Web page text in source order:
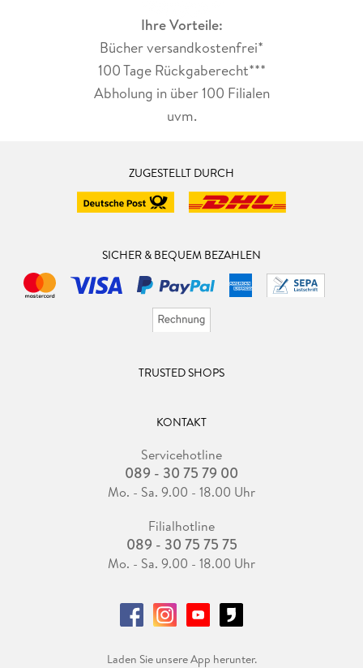
Ihre Vorteile:
Bücher versandkostenfrei*
100 Tage Rückgaberecht***
Abholung in über 100 Filialen
uvm.
ZUGESTELLT DURCH
SICHER & BEQUEM BEZAHLEN
TRUSTED SHOPS
KONTAKT
Servicehotline
089 - 30 75 79 00
Mo. - Sa. 9.00 - 18.00 Uhr
Filialhotline
089 - 30 75 75 75
Mo. - Sa. 9.00 - 18.00 Uhr
Laden Sie unsere App herunter.